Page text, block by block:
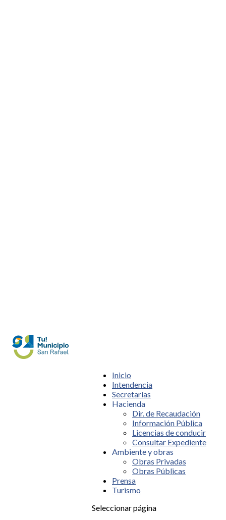
Inicio
Intendencia
Secretarías
Hacienda
Dir. de Recaudación
Información Pública
Licencias de conducir
Consultar Expediente
Ambiente y obras
Obras Privadas
Obras Públicas
Prensa
Turismo
Seleccionar página